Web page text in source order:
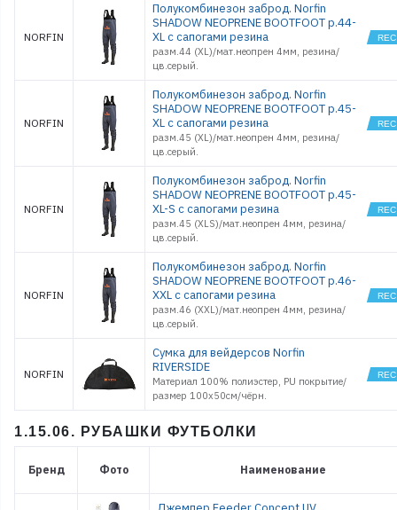
NORFIN
Полукомбинезон заброд. Norfin
SHADOW NEOPRENE BOOTFOOT р.44-
XL с сапогами резина
разм.44 (XL)/мат.неопрен 4мм, резина/
цв.серый.
NORFIN
Полукомбинезон заброд. Norfin
SHADOW NEOPRENE BOOTFOOT р.45-
XL с сапогами резина
разм.45 (XL)/мат.неопрен 4мм, резина/
цв.серый.
NORFIN
Полукомбинезон заброд. Norfin
SHADOW NEOPRENE BOOTFOOT р.45-
XL-S с сапогами резина
разм.45 (XLS)/мат.неопрен 4мм, резина/
цв.серый.
NORFIN
Полукомбинезон заброд. Norfin
SHADOW NEOPRENE BOOTFOOT р.46-
XXL с сапогами резина
разм.46 (XXL)/мат.неопрен 4мм, резина/
цв.серый.
NORFIN
Сумка для вейдерсов Norfin
RIVERSIDE
Материал 100% полиэстер, PU покрытие/
размер 100x50см/чёрн.
1.15.06. РУБАШКИ ФУТБОЛКИ
Бренд Фото Наименование